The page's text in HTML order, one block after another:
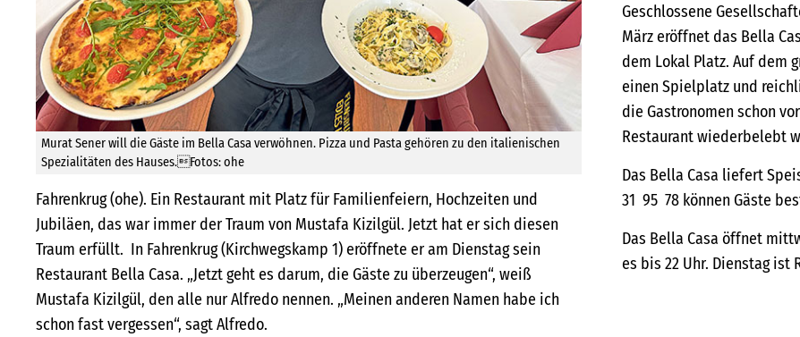
Murat Sener will die Gäste im Bella Casa verwöhnen. Pizza und Pasta gehören zu den italienischen
Spezialitäten des Hauses.Fotos: ohe
Fahrenkrug (ohe). Ein Restaurant mit Platz für Familienfeiern, Hochzeiten und
Jubiläen, das war immer der Traum von Mustafa Kizilgül. Jetzt hat er sich diesen
Traum erfüllt. In Fahrenkrug (Kirchwegskamp 1) eröffnete er am Dienstag sein
Restaurant Bella Casa. „Jetzt geht es darum, die Gäste zu überzeugen“, weiß
Mustafa Kizilgül, den alle nur Alfredo nennen. „Meinen anderen Namen habe ich
schon fast vergessen“, sagt Alfredo.
Geschlossene
März eröffnet das Bella
dem Lokal Platz. Auf dem
einen Spielplatz und
die Gastronomen schon
Restaurant wiederbelebt
Das Bella Casa liefert
31 95 78 können Gäste
Das Bella Casa öffnet
es bis 22 Uhr. Dienstag ist